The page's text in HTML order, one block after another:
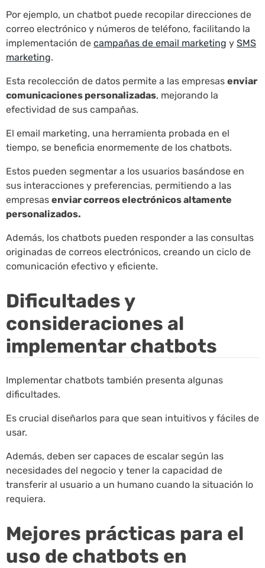
Por ejemplo, un chatbot puede recopilar direcciones de
correo electrónico y números de teléfono, facilitando la
implementación de campañas de email marketing y SMS
marketing.
Esta recolección de datos permite a las empresas enviar
comunicaciones personalizadas, mejorando la
efectividad de sus campañas.
El email marketing, una herramienta probada en el
tiempo, se beneficia enormemente de los chatbots.
Estos pueden segmentar a los usuarios basándose en
sus interacciones y preferencias, permitiendo a las
empresas enviar correos electrónicos altamente
personalizados.
Además, los chatbots pueden responder a las consultas
originadas de correos electrónicos, creando un ciclo de
comunicación efectivo y eficiente.
Dificultades y
consideraciones al
implementar chatbots
Implementar chatbots también presenta algunas
dificultades.
Es crucial diseñarlos para que sean intuitivos y fáciles de
usar.
Además, deben ser capaces de escalar según las
necesidades del negocio y tener la capacidad de
transferir al usuario a un humano cuando la situación lo
requiera.
Mejores prácticas para el
uso de chatbots en